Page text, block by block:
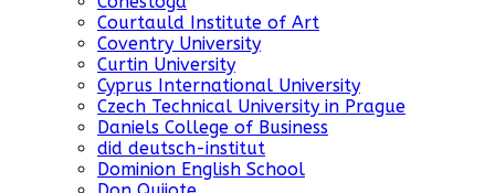
Courtauld Institute of Art
Coventry University
Curtin University
Cyprus International University
Czech Technical University in Prague
Daniels College of Business
did deutsch-institut
Dominion English School